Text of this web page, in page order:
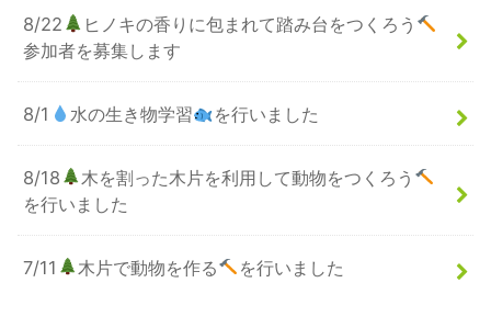
8/22
ヒノキの香りに包まれて踏み台をつくろう
参加者を募集します
8/1 水の生き物学習 を行いました
8/18
木を割った木片を利用して動物をつくろう
を行いました
7/11 木片で動物を作る を行いました